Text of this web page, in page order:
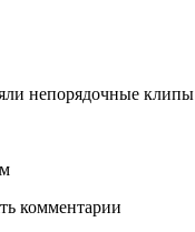
непорядочные
комментарии